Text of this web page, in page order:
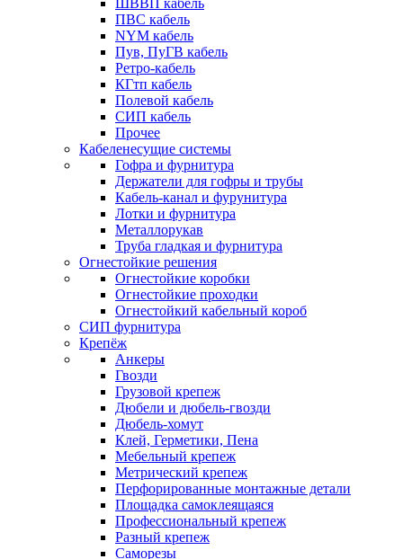
ШВВП кабель
ПВС кабель
NYM кабель
Пув, ПуГВ кабель
Ретро-кабель
КГтп кабель
Полевой кабель
СИП кабель
Прочее
Кабеленесущие системы
Гофра и фурнитура
Держатели для гофры и трубы
Кабель-канал и фурунитура
Лотки и фурнитура
Металлорукав
Труба гладкая и фурнитура
Огнестойкие решения
Огнестойкие коробки
Огнестойкие проходки
Огнестойкий кабельный короб
СИП фурнитура
Крепёж
Анкеры
Гвозди
Грузовой крепеж
Дюбели и дюбель-гвозди
Дюбель-хомут
Клей, Герметики, Пена
Мебельный крепеж
Метрический крепеж
Перфорированные монтажные детали
Площадка самоклеящаяся
Профессиональный крепеж
Разный крепеж
Саморезы